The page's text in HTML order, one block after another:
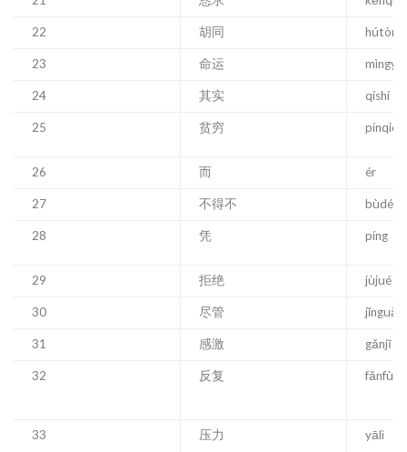
22 胡同 hútòng
23 命运
24 其实 qíshí
25 贫穷
26 而 ér
27 不得不 bùdébù
28 凭 píng
29 拒绝 jùjué
30 尽管 jǐnguǎn
31 感激 gǎnjī
32 反复 fǎnfù
33 压力 yālì